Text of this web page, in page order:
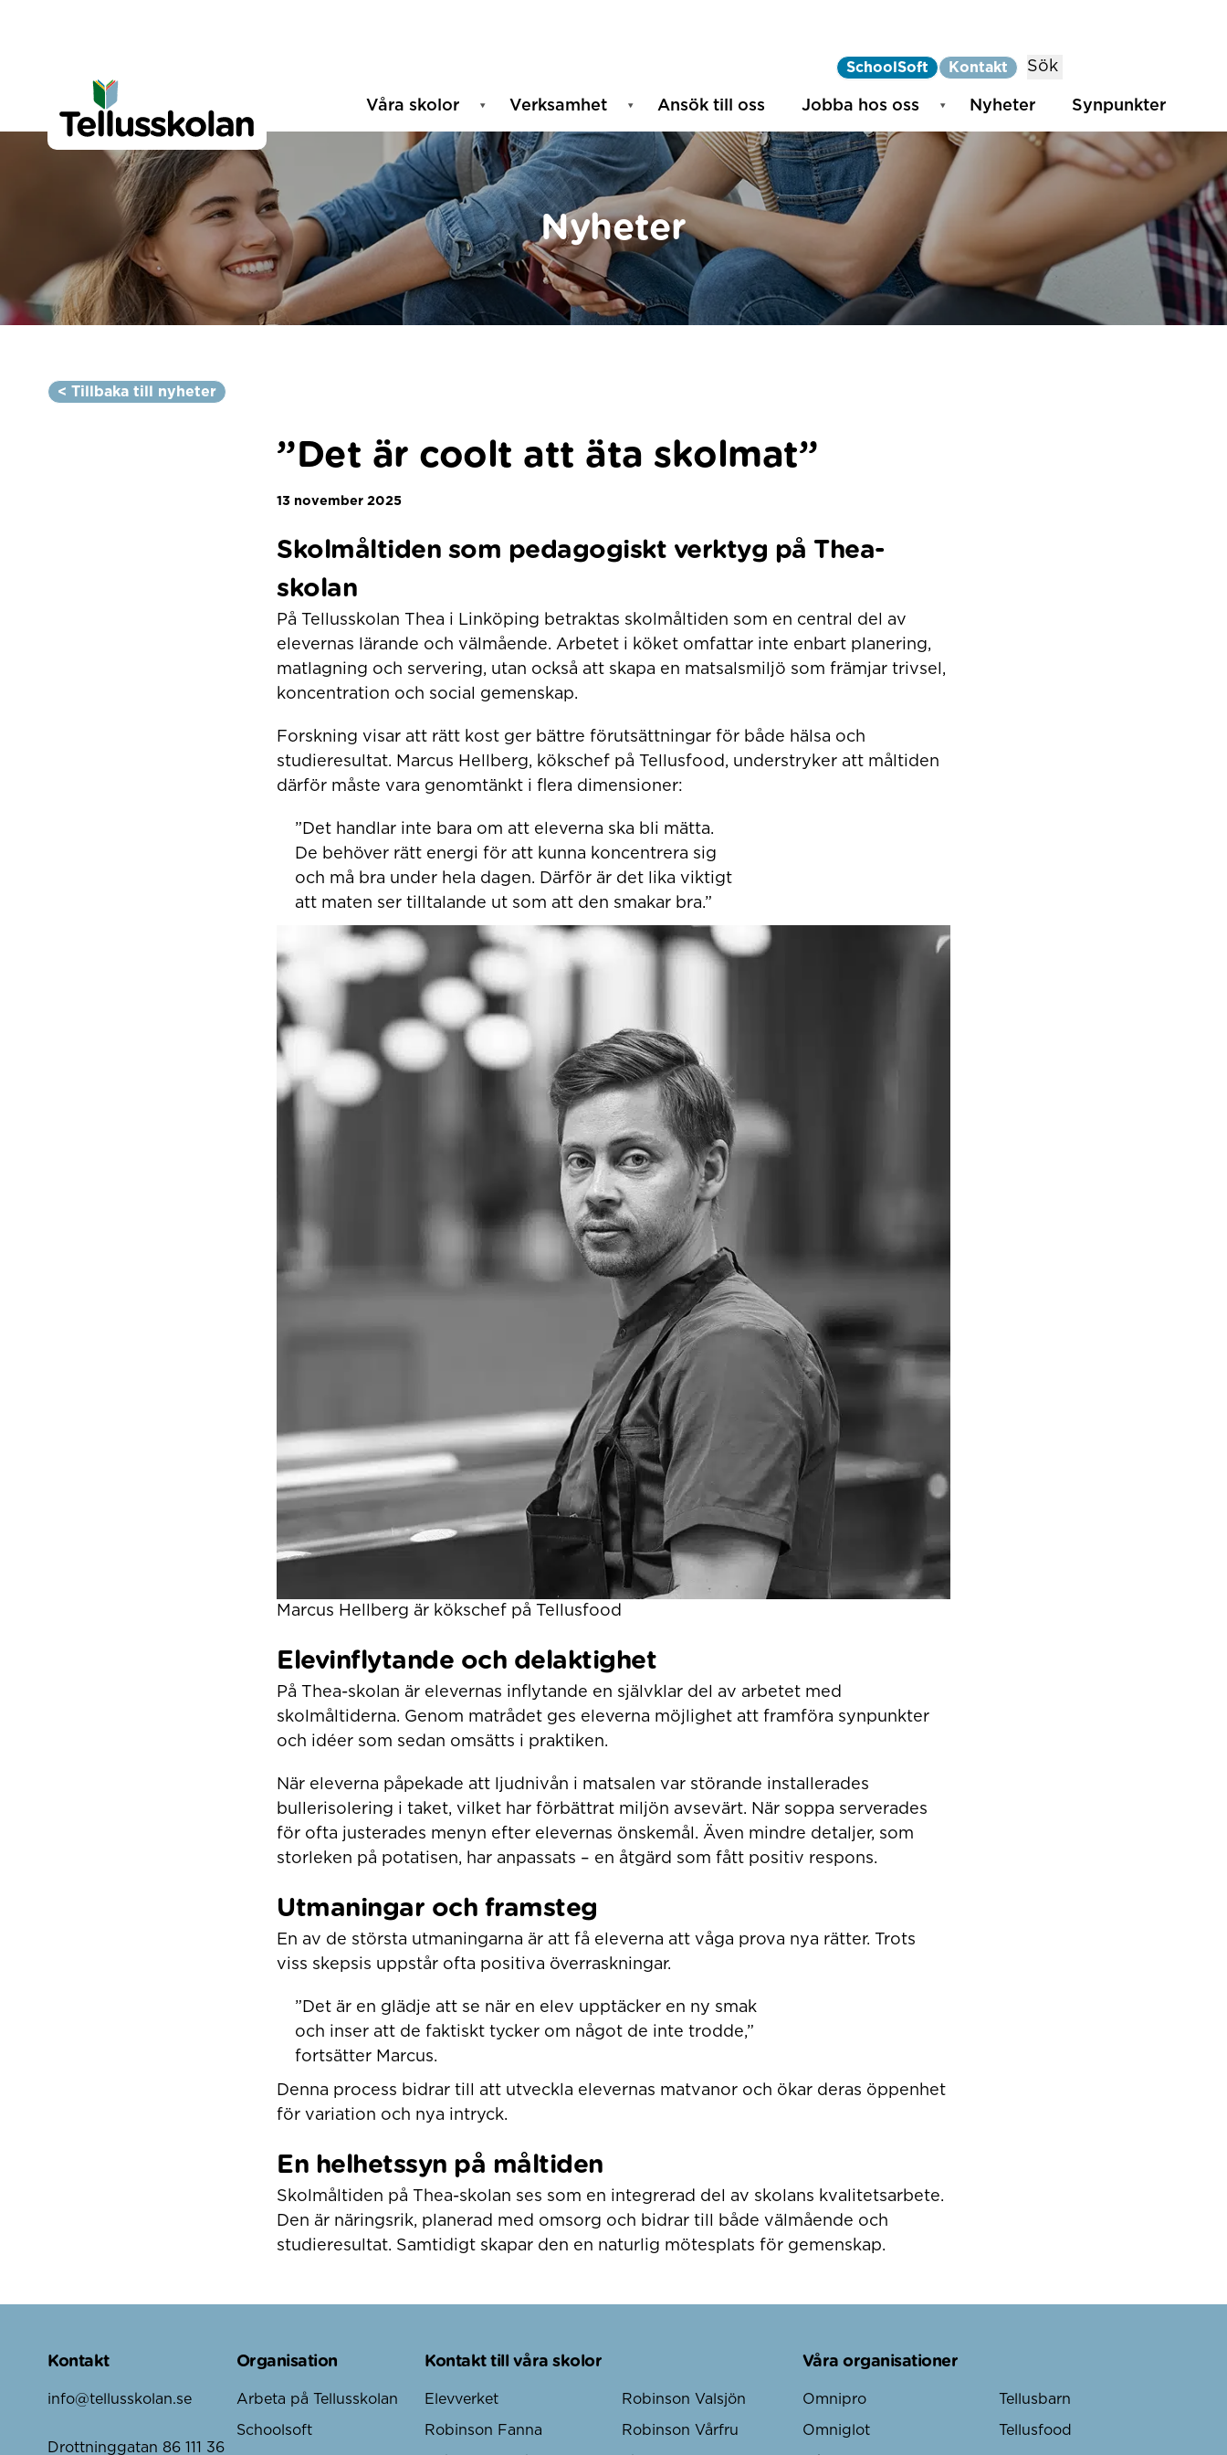
SchoolSoft Kontakt Sök
Hoppa till innehåll
Telluskolan
Våra skolor
Verksamhet Ansök till oss Jobba hos oss Nyheter Synpunkter
Nyheter
< Tillbaka till nyheter
”Det är coolt att äta skolmat”
13 november 2025
Skolmåltiden som pedagogiskt verktyg på Thea-
skolan
På Tellusskolan Thea i Linköping betraktas skolmåltiden som en central del av
elevernas lärande och välmående. Arbetet i köket omfattar inte enbart planering,
matlagning och servering, utan också att skapa en matsalsmiljö som främjar trivsel,
koncentration och social gemenskap.
Forskning visar att rätt kost ger bättre förutsättningar för både hälsa och
studieresultat. Marcus Hellberg, kökschef på Tellusfood, understryker att måltiden
därför måste vara genomtänkt i flera dimensioner:
”Det handlar inte bara om att eleverna ska bli mätta.
De behöver rätt energi för att kunna koncentrera sig
och må bra under hela dagen. Därför är det lika viktigt
att maten ser tilltalande ut som att den smakar bra.”
Marcus Hellberg är kökschef på Tellusfood
Elevinflytande och delaktighet
På Thea-skolan är elevernas inflytande en självklar del av arbetet med
skolmåltiderna. Genom matrådet ges eleverna möjlighet att framföra synpunkter
och idéer som sedan omsätts i praktiken.
När eleverna påpekade att ljudnivån i matsalen var störande installerades
bullerisolering i taket, vilket har förbättrat miljön avsevärt. När soppa serverades
för ofta justerades menyn efter elevernas önskemål. Även mindre detaljer, som
storleken på potatisen, har anpassats – en åtgärd som fått positiv respons.
Utmaningar och framsteg
En av de största utmaningarna är att få eleverna att våga prova nya rätter. Trots
viss skepsis uppstår ofta positiva överraskningar.
”Det är en glädje att se när en elev upptäcker en ny smak
och inser att de faktiskt tycker om något de inte trodde,”
fortsätter Marcus.
Denna process bidrar till att utveckla elevernas matvanor och ökar deras öppenhet
för variation och nya intryck.
En helhetssyn på måltiden
Skolmåltiden på Thea-skolan ses som en integrerad del av skolans kvalitetsarbete.
Den är näringsrik, planerad med omsorg och bidrar till både välmående och
studieresultat. Samtidigt skapar den en naturlig mötesplats för gemenskap.
Kontakt
info@tellusskolan.se
Drottninggatan 86 111 36
Organisation
Arbeta på Tellusskolan
Schoolsoft
Kontakt till våra skolor
Elevverket
Robinson Fanna
Robinson Valsjön
Robinson Vårfru
Våra organisationer
Omnipro
Omniglot
Tellusbarn
Tellusfood